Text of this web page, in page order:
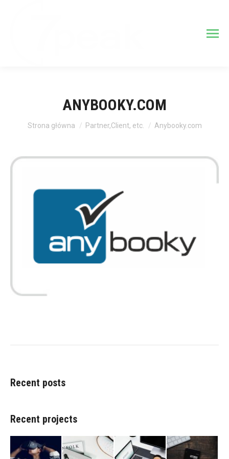
ANYBOOKY.COM
Jesteś tutaj:
Strona główna Partner,Client, etc. Anybooky.com
Recent posts
Recent projects